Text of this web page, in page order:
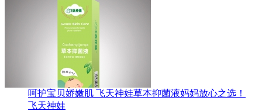
呵护宝贝娇嫩肌 飞天神娃草本抑菌液妈妈放心之选！
飞天神娃